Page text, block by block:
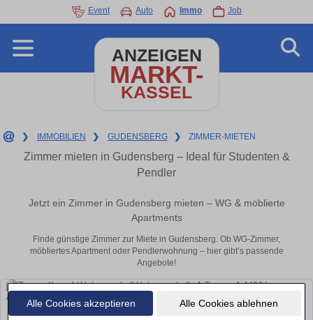
Alle Cookies akzeptieren Alle Cookies ablehnen
Event Auto Immo Job
ANZEIGEN
MARKT-
KASSEL
❯ IMMOBILIEN ❯ GUDENSBERG ❯ ZIMMER-MIETEN
Zimmer mieten in Gudensberg – Ideal für Studenten &
Pendler
Jetzt ein Zimmer in Gudensberg mieten – WG & möblierte
Apartments
Finde günstige Zimmer zur Miete in Gudensberg. Ob WG-Zimmer,
möbliertes Apartment oder Pendlerwohnung – hier gibt’s passende
Angebote!